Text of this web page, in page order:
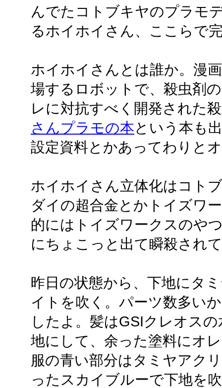
んでたコトブキヤのプラモ
るホイホイさん、ここらで
ホイホイさんとは誰か。漫画
場するロボットで、殺虫剤
レに対抗すべく開発された
さんプラモの本という本も
設定資料とかあってわりと
ホイホイさん立体化はコト
ダイの超合金とかトイズワ
的にはトイズワークスのや
にちょこっと出て瞬殺され
昨日の状態から、下地にタ
イトを吹く。パーツ数多い
したよ。髪はGSIクレオス
地にして、余った塗料にオ
服の青い部分はタミヤアク
ったスカイブルーで下地を